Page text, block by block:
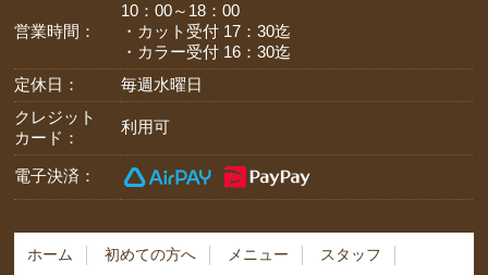
営業時間：
10：00～18：00
・カット受付 17：30迄
・カラー受付 16：30迄
定休日：
毎週水曜日
クレジット
カード：
利用可
電子決済：
ホーム 初めての方へ メニュー スタッフ